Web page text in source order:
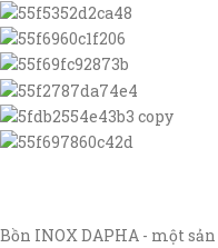
Bồn INOX DAPHA - một